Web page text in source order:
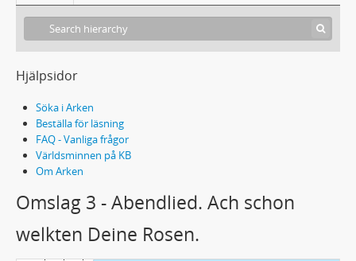
Hjälpsidor
Söka i Arken
Beställa för läsning
FAQ - Vanliga frågor
Världsminnen på KB
Om Arken
Omslag 3 - Abendlied. Ach schon
welkten Deine Rosen.
ACC1985/15 - Elisabeth och Margarete Alsberg: Material rörande Nelly Sachs
1 - Brev
2 - Sachs, Nelly: Dikter
1 - Omslag med akvarell av Nelly Sachs (blomstermotiv). Med dedikation på ett löst blad till Grete Alsberg: "Diese kleine Sommerblumenpinselei mögen Ihnen unsere innigsten Wünsche bringen. Ihre Li Sachs".
2 - Aus Leise Melodie:
1 - Inschrift auf die Urne meines Vaters. Wir müssen leiser, immer leiser werden.